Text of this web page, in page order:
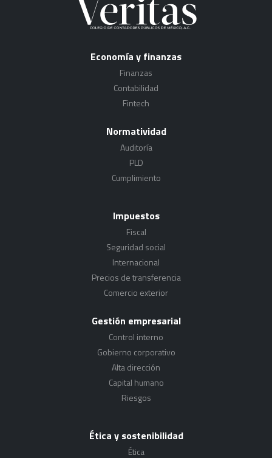
Economía y finanzas
Finanzas
Contabilidad
Fintech
Normatividad
Auditoría
PLD
Cumplimiento
Impuestos
Fiscal
Seguridad social
Internacional
Precios de transferencia
Comercio exterior
Gestión empresarial
Control interno
Gobierno corporativo
Alta dirección
Capital humano
Riesgos
Ética y sostenibilidad
Ética